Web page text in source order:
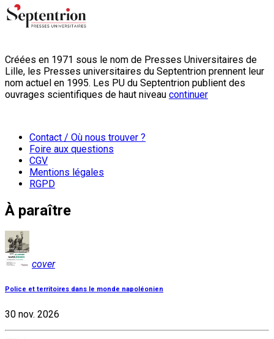
Créées en 1971 sous le nom de Presses Universitaires de
Lille, les Presses universitaires du Septentrion prennent leur
nom actuel en 1995. Les PU du Septentrion publient des
ouvrages scientifiques de haut niveau continuer
Contact / Où nous trouver ?
Foire aux questions
CGV
Mentions légales
RGPD
À paraître
cover
Police et territoires dans le monde napoléonien
30 nov. 2026